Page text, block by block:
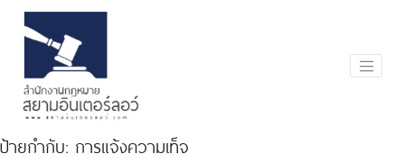
ป้ายกำกับ: การแจ้งความเท็จ